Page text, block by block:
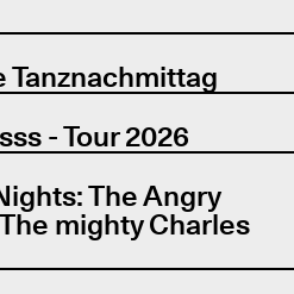
Tanznachmittag
- Tour 2026
The Angry
mighty Charles